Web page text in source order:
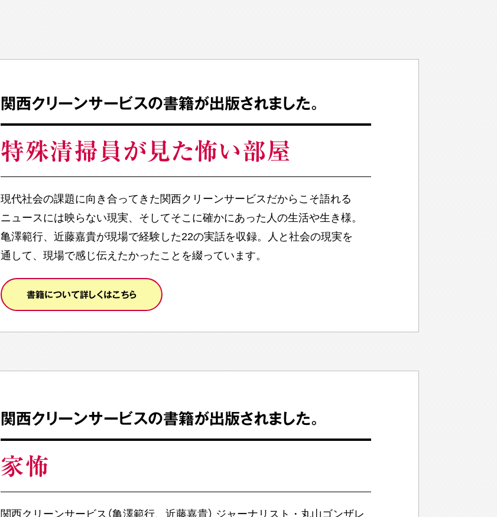
関西クリーンサービスの書籍が出版されました。
特殊清掃員が見た怖い部屋
現代社会の課題に向き合ってきた関西クリーンサービスだからこそ語れる
ニュースには映らない現実、そしてそこに確かにあった人の生活や生き様。
亀澤範行、近藤嘉貴が現場で経験した22の実話を収録。人と社会の現実を
通して、現場で感じ伝えたかったことを綴っています。
書籍について詳しくはこちら
関西クリーンサービスの書籍が出版されました。
家怖
関西クリーンサービス（亀澤範行、近藤嘉貴） ジャーナリスト・丸山ゴンザレ